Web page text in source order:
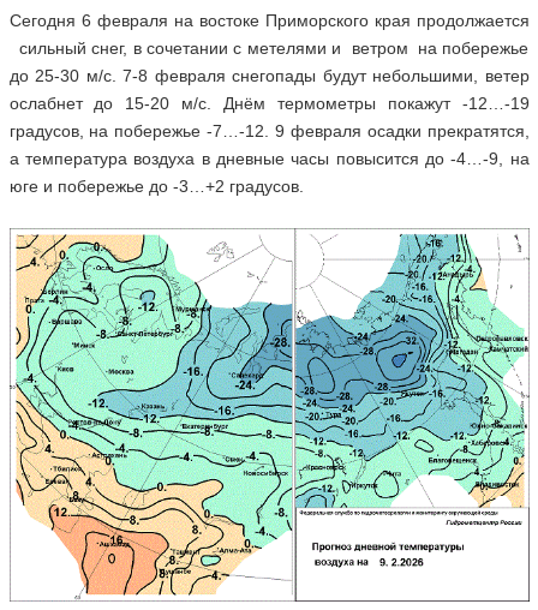
Сегодня 6 февраля на востоке Приморского края продолжается
сильный снег, в сочетании с метелями и ветром на побережье
до 25-30 м/с. 7-8 февраля снегопады будут небольшими, ветер
ослабнет до 15-20 м/с. Днём термометры покажут -12…-19
градусов, на побережье -7…-12. 9 февраля осадки прекратятся,
а температура воздуха в дневные часы повысится до -4…-9, на
юге и побережье до -3…+2 градусов.